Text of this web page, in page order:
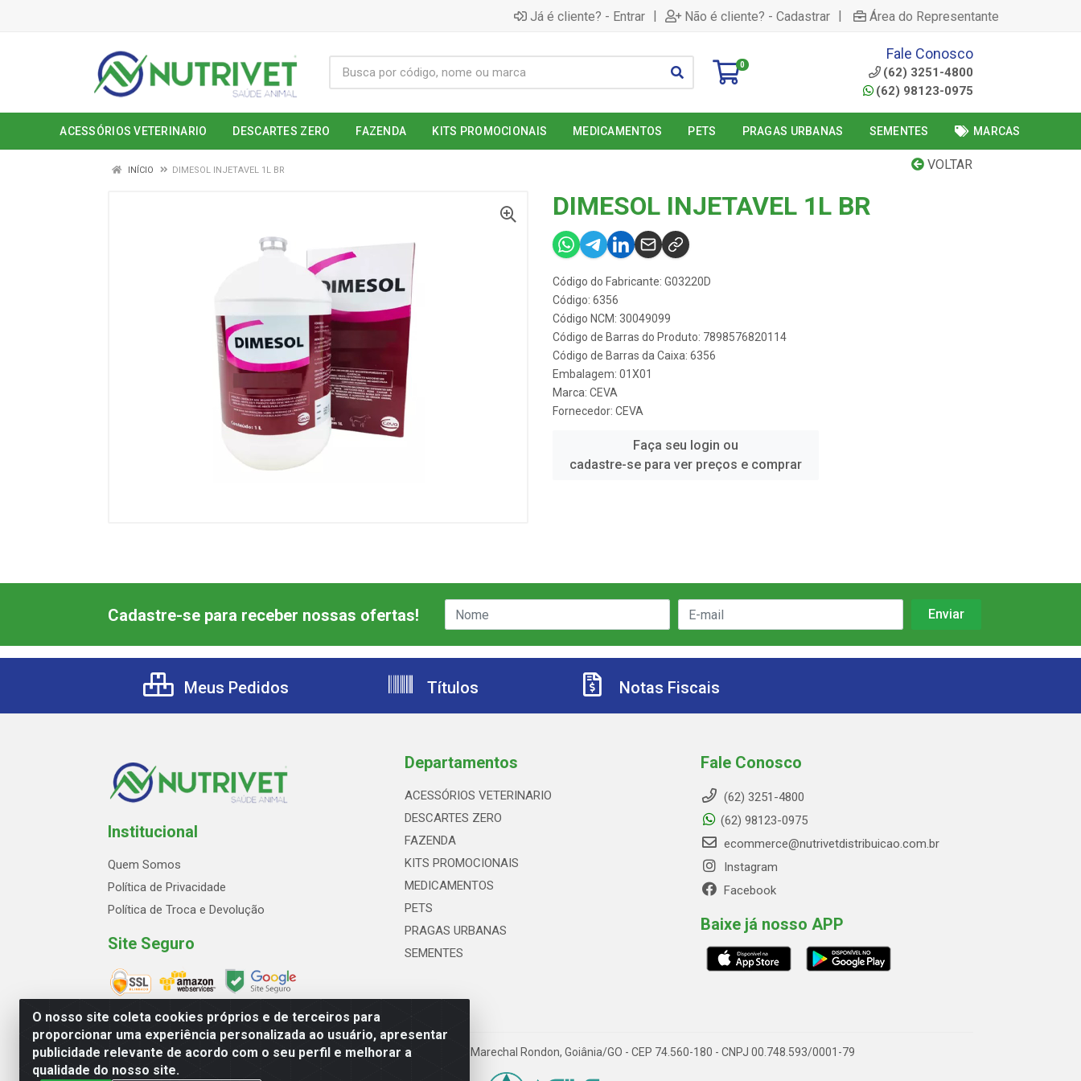
Já é cliente? - Entrar | Não é cliente? - Cadastrar | Área do Representante
0
Fale Conosco
(62) 3251-4800
(62) 98123-0975
ACESSÓRIOS VETERINARIO DESCARTES ZERO FAZENDA KITS PROMOCIONAIS MEDICAMENTOS PETS PRAGAS URBANAS SEMENTES MARCAS
VOLTAR
INÍCIO DIMESOL INJETAVEL 1L BR
DIMESOL INJETAVEL 1L BR
Código do Fabricante: G03220D
Código: 6356
Código NCM: 30049099
Código de Barras do Produto: 7898576820114
Código de Barras da Caixa: 6356
Embalagem: 01X01
Marca: CEVA
Fornecedor: CEVA
Faça seu login ou
cadastre-se para ver preços e comprar
O nosso site coleta cookies próprios e de terceiros para
proporcionar uma experiência personalizada ao usuário, apresentar
publicidade relevante de acordo com o seu perfil e melhorar a
qualidade do nosso site.
Cadastre-se para receber nossas ofertas!
Meus Pedidos Títulos Notas Fiscais
Institucional
Quem Somos
Política de Privacidade
Política de Troca e Devolução
Site Seguro
Departamentos
ACESSÓRIOS VETERINARIO
DESCARTES ZERO
FAZENDA
KITS PROMOCIONAIS
MEDICAMENTOS
PETS
PRAGAS URBANAS
SEMENTES
Fale Conosco
(62) 3251-4800
(62) 98123-0975
ecommerce@nutrivetdistribuicao.com.br
Instagram
Facebook
Baixe já nosso APP
Avenida Marginal Norte, 266, Quadrai Lt 16 - Set Marechal Rondon, Goiânia/GO - CEP 74.560-180 - CNPJ 00.748.593/0001-79